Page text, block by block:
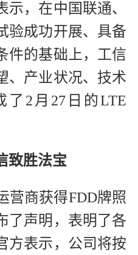
，在中国联通、
验成功开展、具备
件的基础上，工信
、产业状况、技术
了2月27日的LTE
致胜法宝
营商获得FDD牌照
了声明，表明了各
方表示，公司将按